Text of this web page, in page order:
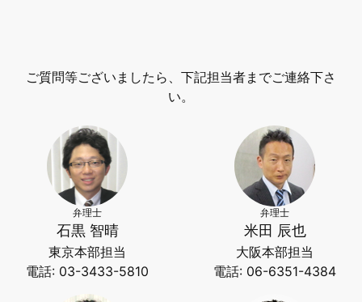
ご質問等ございましたら、下記担当者までご連絡下さ
い。
弁理士
石黒 智晴
東京本部担当
電話: 03-3433-5810
弁理士
米田 辰也
大阪本部担当
電話: 06-6351-4384